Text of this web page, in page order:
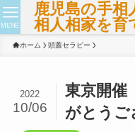
鹿児島の手相
相人相家を育
MENE
ホーム 頭蓋セラピー
東京開催
がとうご
2022
10/06